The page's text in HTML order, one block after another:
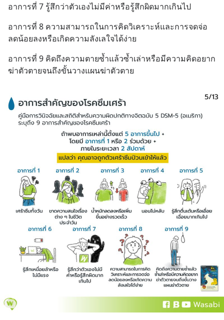
อาการที่ 7 รู้สึกว่าตัวเองไม่มีค่าหรือรู้สึกผิดมากเกินไป
อาการที่ 8 ความสามารถในการคิดวิเคราะห์และการจดจ่อ
ลดน้อยลงหรือเกิดความลังเลใจได้ง่าย
อาการที่ 9 คิดถึงความตายซ้ำแล้วซ้ำเล่าหรือมีความคิดอยาก
ฆ่าตัวตายจนถึงขั้นวางแผนฆ่าตัวตาย